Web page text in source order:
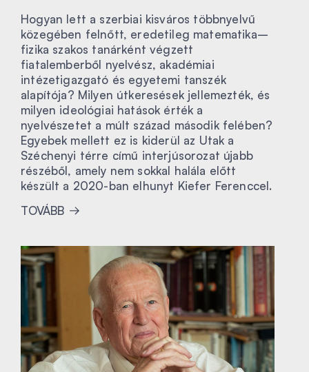
Hogyan lett a szerbiai kisváros többnyelvű
közegében felnőtt, eredetileg matematika–
fizika szakos tanárként végzett
fiatalemberből nyelvész, akadémiai
intézetigazgató és egyetemi tanszék
alapítója? Milyen útkeresések jellemezték, és
milyen ideológiai hatások érték a
nyelvészetet a múlt század második felében?
Egyebek mellett ez is kiderül az Utak a
Széchenyi térre című interjúsorozat újabb
részéből, amely nem sokkal halála előtt
készült a 2020-ban elhunyt Kiefer Ferenccel.
TOVÁBB